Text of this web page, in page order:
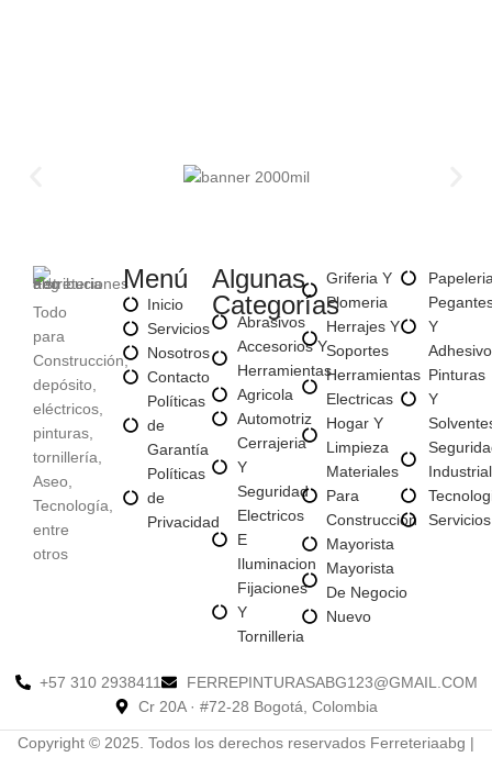
Todo
para
Construcción,
depósito,
eléctricos,
pinturas,
tornillería,
Aseo,
Tecnología,
entre
otros
Menú
Inicio
Servicios
Nosotros
Contacto
Políticas
de
Garantía
Políticas
de
Privacidad
Algunas
Categorías
Abrasivos
Accesorios Y
Herramientas
Agricola
Automotriz
Cerrajeria
Y
Seguridad
Electricos
E
Iluminacion
Fijaciones
Y
Tornilleria
Griferia Y
Plomeria
Herrajes Y
Soportes
Herramientas
Electricas
Hogar Y
Limpieza
Materiales
Para
Construccion
Mayorista
Mayorista
De Negocio
Nuevo
Y
Pinturas
Y
Industrial
Servicios
+57 310 2938411
FERREPINTURASABG123@GMAIL.COM
Cr 20A · #72-28 Bogotá, Colombia
Copyright © 2025. Todos los derechos reservados Ferreteriaabg |